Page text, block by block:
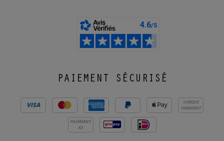
PAIEMENT SÉCURISÉ
CHÈQUE
VIREMENT
PAIEMENT
X3